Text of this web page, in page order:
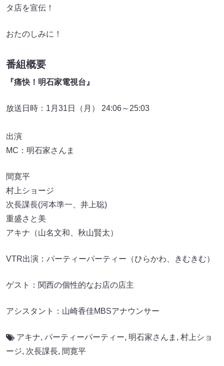
タ店を宣伝！
おたのしみに！
番組概要
『痛快！明石家電視台』
放送日時：1月31日（月） 24:06～25:03
出演
MC：明石家さんま
間寛平
村上ショージ
次長課長(河本準一、井上聡)
重盛さと美
アキナ（山名文和、秋山賢太）
VTR出演：パーティーパーティー（ひらかわ、きむきむ）
ゲスト：関西の個性的なお店の店主
アシスタント：山崎香佳MBSアナウンサー
アキナ, パーティーパーティー, 明石家さんま , 村上ショ
ージ, 次長課長, 間寛平